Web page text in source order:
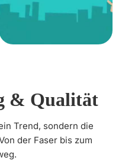
& Qualität
Trend, sondern die
der Faser bis zum